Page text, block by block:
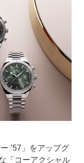
’57」をアップグ
「コーアクシャル